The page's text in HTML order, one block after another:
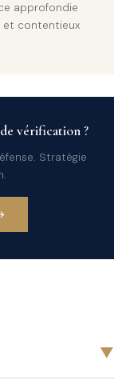
approfondie
et contentieux
vérification ?
Stratégie
▼